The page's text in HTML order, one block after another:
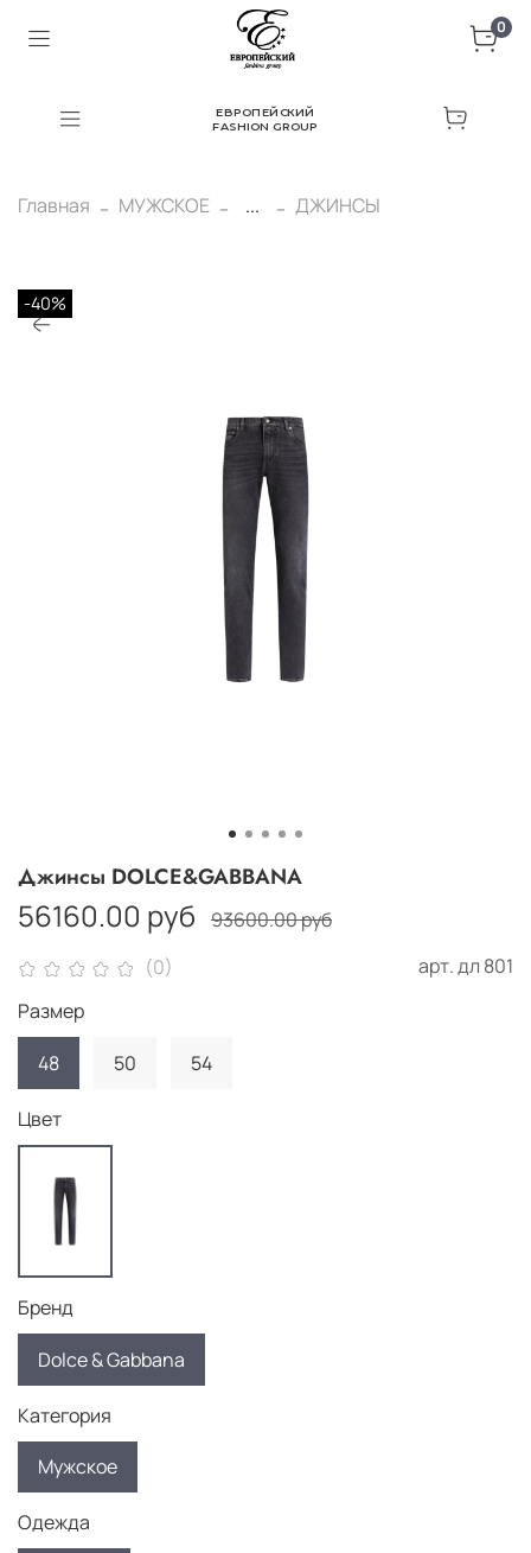
0
ЕВРОПЕЙСКИЙ
FASHION GROUP
Главная МУЖСКОЕ ... ДЖИНСЫ
-40%
(0) арт.дл 801
Джинсы DOLCE&GABBANA
56160.00 руб 93600.00 руб
Размер
48
50 54
Цвет
Бренд
Dolce & Gabbana
Категория
Мужское
Одежда